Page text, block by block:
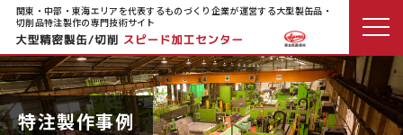
関東・中部・東海エリアを代表するものづくり企業が運営する大型製缶品・
切削品特注製作の専門技術サイト
特注製作事例